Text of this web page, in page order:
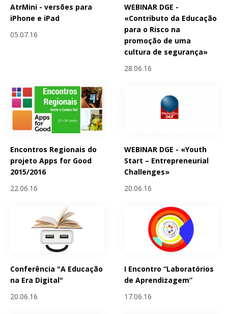
AtrMini - versões para
iPhone e iPad
05.07.16
WEBINAR DGE -
«Contributo da Educação
para o Risco na
promoção de uma
cultura de segurança»
28.06.16
Encontros Regionais do
projeto Apps for Good
2015/2016
22.06.16
WEBINAR DGE - «Youth
Start – Entrepreneurial
Challenges»
20.06.16
Conferência "A Educação
na Era Digital"
20.06.16
I Encontro “Laboratórios
de Aprendizagem”
17.06.16